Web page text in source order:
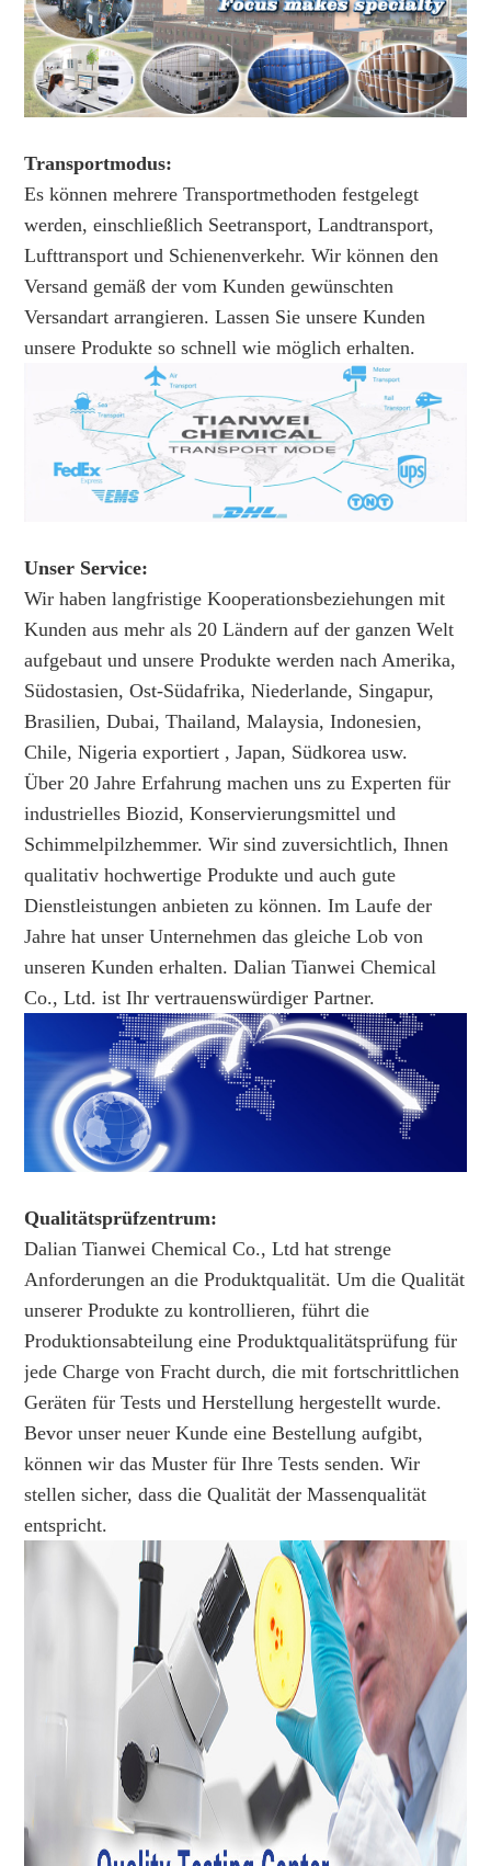
Transportmodus:
Es können mehrere Transportmethoden festgelegt
werden, einschließlich Seetransport, Landtransport,
Lufttransport und Schienenverkehr. Wir können den
Versand gemäß der vom Kunden gewünschten
Versandart arrangieren. Lassen Sie unsere Kunden
unsere Produkte so schnell wie möglich erhalten.
Unser Service:
Wir haben langfristige Kooperationsbeziehungen mit
Kunden aus mehr als 20 Ländern auf der ganzen Welt
aufgebaut und unsere Produkte werden nach Amerika,
Südostasien, Ost-Südafrika, Niederlande, Singapur,
Brasilien, Dubai, Thailand, Malaysia, Indonesien,
Chile, Nigeria exportiert , Japan, Südkorea usw.
Über 20 Jahre Erfahrung machen uns zu Experten für
industrielles Biozid, Konservierungsmittel und
Schimmelpilzhemmer. Wir sind zuversichtlich, Ihnen
qualitativ hochwertige Produkte und auch gute
Dienstleistungen anbieten zu können. Im Laufe der
Jahre hat unser Unternehmen das gleiche Lob von
unseren Kunden erhalten. Dalian Tianwei Chemical
Co., Ltd. ist Ihr vertrauenswürdiger Partner.
Qualitätsprüfzentrum:
Dalian Tianwei Chemical Co., Ltd hat strenge
Anforderungen an die Produktqualität. Um die Qualität
unserer Produkte zu kontrollieren, führt die
Produktionsabteilung eine Produktqualitätsprüfung für
jede Charge von Fracht durch, die mit fortschrittlichen
Geräten für Tests und Herstellung hergestellt wurde.
Bevor unser neuer Kunde eine Bestellung aufgibt,
können wir das Muster für Ihre Tests senden. Wir
stellen sicher, dass die Qualität der Massenqualität
entspricht.